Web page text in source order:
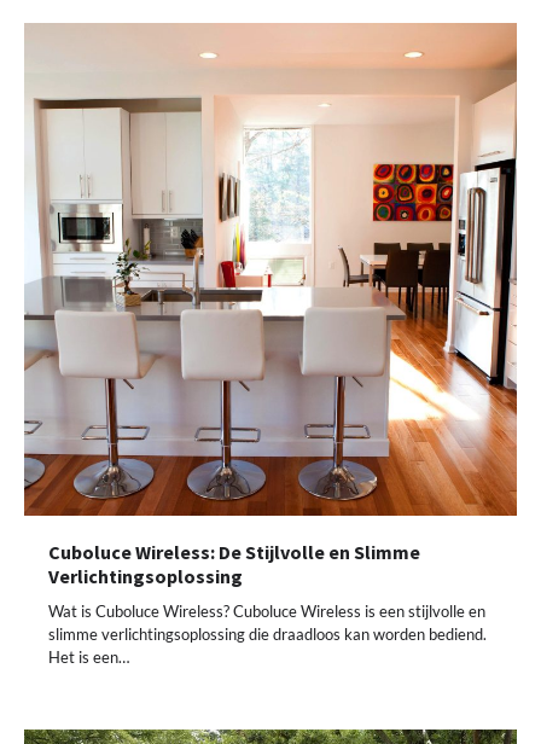
Cuboluce Wireless: De Stijlvolle en Slimme
Verlichtingsoplossing
Wat is Cuboluce Wireless? Cuboluce Wireless is een stijlvolle en
slimme verlichtingsoplossing die draadloos kan worden bediend.
Het is een…